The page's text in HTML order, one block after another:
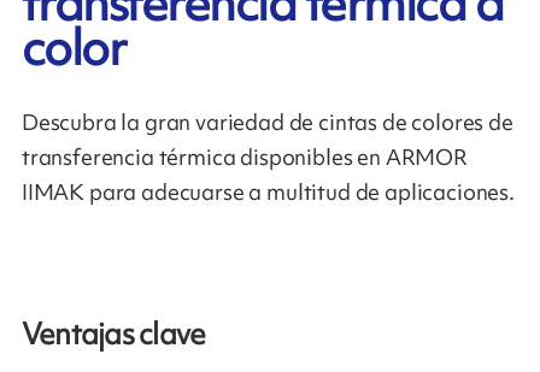
color
Descubra la gran variedad de cintas de colores de
transferencia térmica disponibles en ARMOR
IIMAK para adecuarse a multitud de aplicaciones.
Ventajas clave